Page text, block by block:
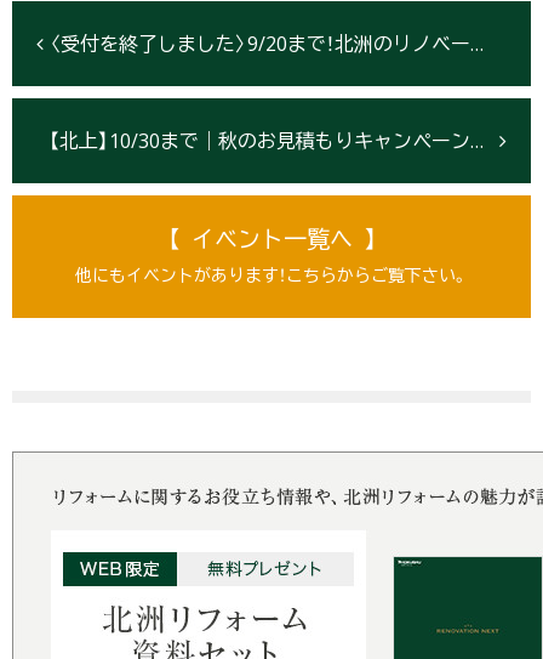
〈受付を終了しました〉9/20まで！北洲のリノベーションモニター募集中♪うれしい特典付【盛岡・北上・仙台】
【北上】10/30まで｜秋のお見積もりキャンペーン＆『SELECT ROOM』プレオープン！！
【 イベント一覧へ 】
他にもイベントがあります！こちらからご覧下さい。